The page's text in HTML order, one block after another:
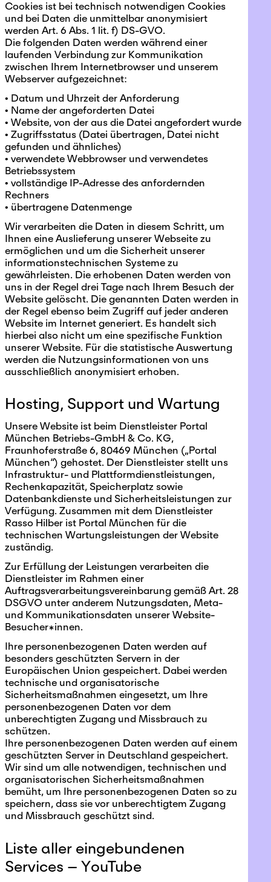
Cookies ist bei technisch notwendigen Cookies
und bei Daten die unmittelbar anonymisiert
werden Art. 6 Abs. 1 lit. f) DS-GVO.
Die folgenden Daten werden während einer
laufenden Verbindung zur Kommunikation
zwischen Ihrem Internetbrowser und unserem
Webserver aufgezeichnet:
• Datum und Uhrzeit der Anforderung
• Name der angeforderten Datei
• Website, von der aus die Datei angefordert wurde
• Zugriffsstatus (Datei übertragen, Datei nicht
gefunden und ähnliches)
• verwendete Webbrowser und verwendetes
Betriebssystem
• vollständige IP-Adresse des anfordernden
Rechners
• übertragene Datenmenge
Wir verarbeiten die Daten in diesem Schritt, um
Ihnen eine Auslieferung unserer Webseite zu
ermöglichen und um die Sicherheit unserer
informationstechnischen Systeme zu
gewährleisten. Die erhobenen Daten werden von
uns in der Regel drei Tage nach Ihrem Besuch der
Website gelöscht. Die genannten Daten werden in
der Regel ebenso beim Zugriff auf jeder anderen
Website im Internet generiert. Es handelt sich
hierbei also nicht um eine spezifische Funktion
unserer Website. Für die statistische Auswertung
werden die Nutzungsinformationen von uns
ausschließlich anonymisiert erhoben.
Hosting, Support und Wartung
Unsere Website ist beim Dienstleister Portal
München Betriebs-GmbH & Co. KG,
Fraunhoferstraße 6, 80469 München („Portal
München“) gehostet. Der Dienstleister stellt uns
Infrastruktur- und Plattformdienstleistungen,
Rechenkapazität, Speicherplatz sowie
Datenbankdienste und Sicherheitsleistungen zur
Verfügung. Zusammen mit dem Dienstleister
Rasso Hilber ist Portal München für die
technischen Wartungsleistungen der Website
zuständig.
Zur Erfüllung der Leistungen verarbeiten die
Dienstleister im Rahmen einer
Auftragsverarbeitungsvereinbarung gemäß Art. 28
DSGVO unter anderem Nutzungsdaten, Meta-
und Kommunikationsdaten unserer Website-
Besucher*innen.
Ihre personenbezogenen Daten werden auf
besonders geschützten Servern in der
Europäischen Union gespeichert. Dabei werden
technische und organisatorische
Sicherheitsmaßnahmen eingesetzt, um Ihre
personenbezogenen Daten vor dem
unberechtigten Zugang und Missbrauch zu
schützen.
Ihre personenbezogenen Daten werden auf einem
geschützten Server in Deutschland gespeichert.
Wir sind um alle notwendigen, technischen und
organisatorischen Sicherheitsmaßnahmen
bemüht, um Ihre personenbezogenen Daten so zu
speichern, dass sie vor unberechtigtem Zugang
und Missbrauch geschützt sind.
Liste aller eingebundenen
Services – YouTube